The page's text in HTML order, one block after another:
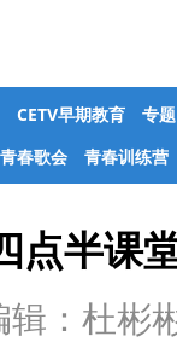
CETV早期教育
专题
青春歌会 青春训练营
点半课
：杜彬